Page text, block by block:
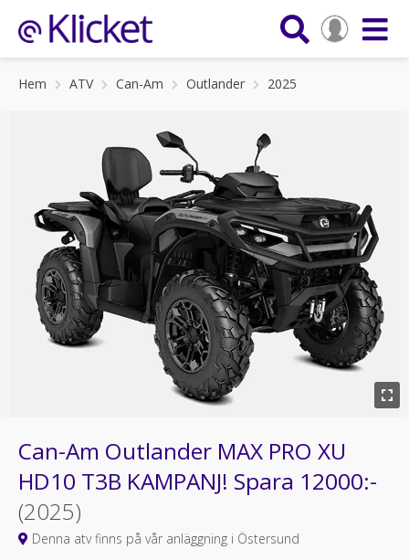
Hem ATV Can-Am Outlander 2025
Can-Am Outlander MAX PRO XU
HD10 T3B KAMPANJ! Spara 12000:-
(2025)
Denna atv finns på vår anläggning i Östersund